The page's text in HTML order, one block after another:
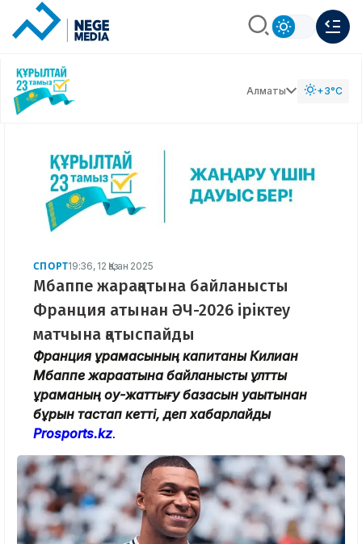
Алматы +3°C
СПОРТ19:36, 12 Қазан 2025
Мбаппе жарақатына байланысты
Франция атынан ӘЧ-2026 іріктеу
матчына қатыспайды
Франция құрамасының капитаны Килиан
Мбаппе жарақатына байланысты ұлттық
құраманың оқу-жаттығу базасын уақытынан
бұрын тастап кетті, деп хабарлайды
Prosports.kz.